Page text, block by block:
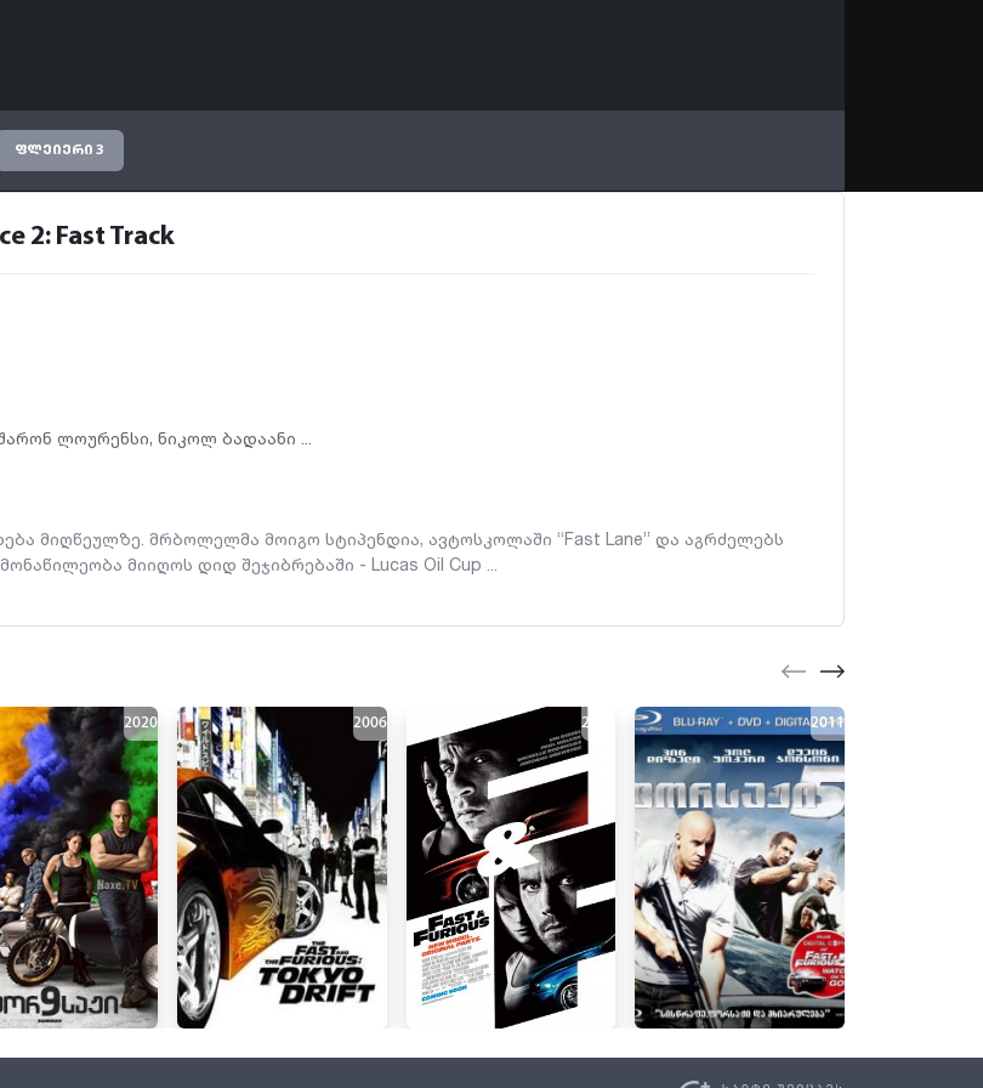
ფლეიერი 3
Fast Track
ლოურენსი, ნიკოლ ბადაანი ...
მიღწეულზე. მრბოლელმა მოიგო სტიპენდია, ავტოსკოლაში “Fast Lane” და აგრძელებს
მიიღოს დიდ შეჯიბრებაში - Lucas Oil Cup ...
2020 2006 2009 2011